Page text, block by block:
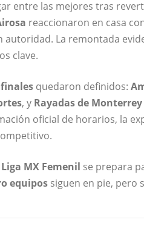
entre las mejores tras
reaccionaron en casa
autoridad. La remontada
clave.
quedaron definidos:
, y Rayadas de
oficial de horarios, la
Liga MX Femenil se prepara
equipos siguen en pie, pero